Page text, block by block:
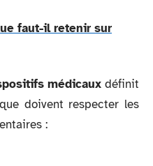
faut-il retenir sur
médicauxdéfinit
doivent respecter les
: